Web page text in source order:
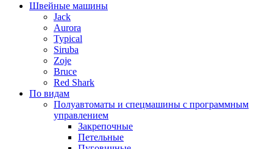
Швейные машины
Jack
Aurora
Typical
Siruba
Zoje
Bruce
Red Shark
По видам
Полуавтоматы и спецмашины с программным
управлением
Закрепочные
Петельные